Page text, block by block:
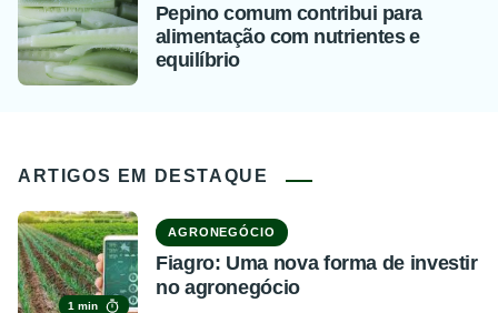
Pepino comum contribui para
alimentação com nutrientes e
equilíbrio
ARTIGOS EM DESTAQUE
1 min
AGRONEGÓCIO
Fiagro: Uma nova forma de investir
no agronegócio